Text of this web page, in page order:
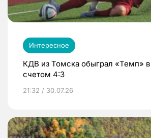
Интересное
КДВ из Томска обыграл «Темп» в
счетом 4:3
21:32 / 30.07.26